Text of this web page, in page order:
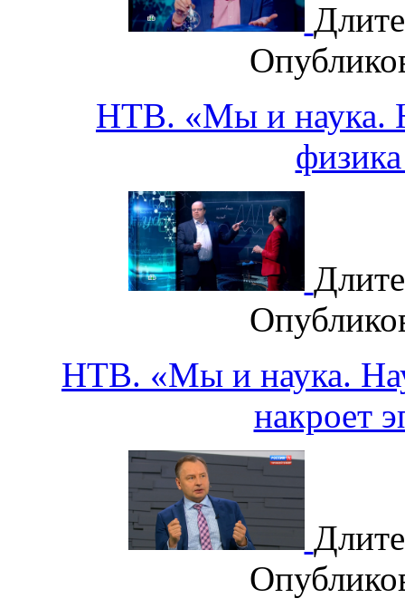
НТВ. «Мы и наука.
НТВ. «Мы и наука.
накроет